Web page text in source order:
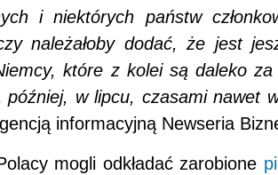
i niektórych państw
należałoby dodać, że jest
które z kolei są daleko
w lipcu, czasami nawet
informacyjną Newseria
mogli odkładać zarobione